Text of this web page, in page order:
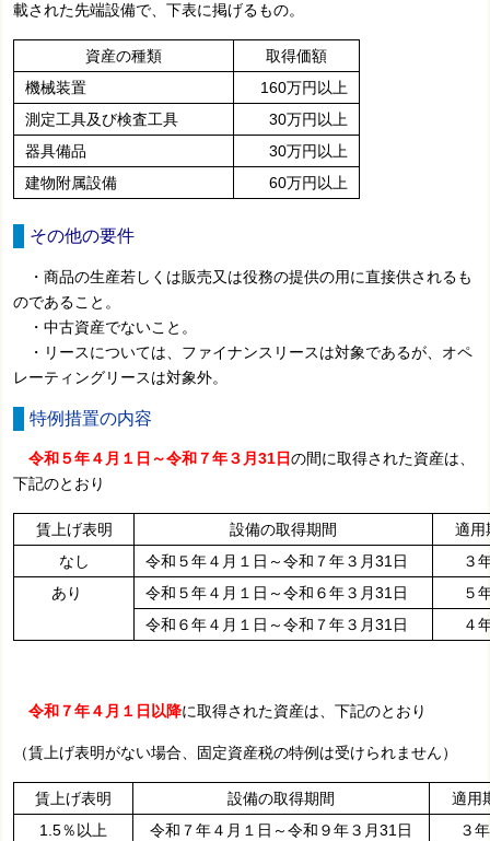
載された先端設備で、下表に掲げるもの。
資産の種類
取得価額
機械装置
160万円以上
測定工具及び検査工具
30万円以上
器具備品
30万円以上
建物附属設備
60万円以上
その他の要件
・商品の生産若しくは販売又は役務の提供の用に直接供されるも
のであること。
・中古資産でないこと。
・リースについては、ファイナンスリースは対象であるが、オペ
レーティングリースは対象外。
特例措置の内容
令和５年４月１日～令和７年３月31日の間に取得された資産は、
下記のとおり
賃上げ表明 設備の取得期間
適用
なし
令和５年４月１日～令和７年３月31日
３
あり
令和５年４月１日～令和６年３月31日
５
令和６年４月１日～令和７年３月31日
４
令和７年４月１日以降に取得された資産は、下記のとおり
（賃上げ表明がない場合、固定資産税の特例は受けられません）
賃上げ表明 設備の取得期間
適用
1.5％以上
令和７年４月１日～令和９年３月31日
３